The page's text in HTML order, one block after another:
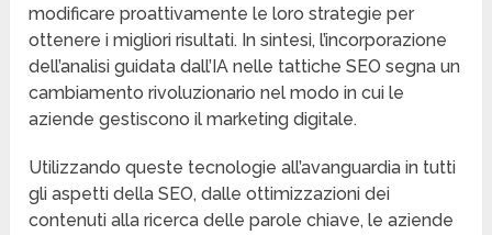
modificare proattivamente le loro strategie per
ottenere i migliori risultati. In sintesi, l’incorporazione
dell’analisi guidata dall’IA nelle tattiche SEO segna un
cambiamento rivoluzionario nel modo in cui le
aziende gestiscono il marketing digitale.
Utilizzando queste tecnologie all’avanguardia in tutti
gli aspetti della SEO, dalle ottimizzazioni dei
contenuti alla ricerca delle parole chiave, le aziende